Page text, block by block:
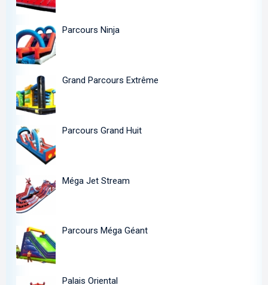
Parcours Ninja
Grand Parcours Extrême
Parcours Grand Huit
Méga Jet Stream
Parcours Méga Géant
Palais Oriental